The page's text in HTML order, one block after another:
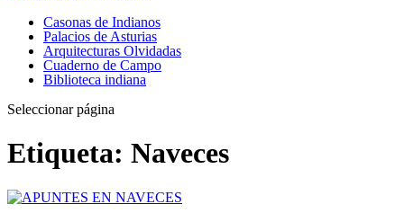
Casonas de Indianos
Palacios de Asturias
Arquitecturas Olvidadas
Cuaderno de Campo
Biblioteca indiana
Seleccionar página
Etiqueta: Naveces